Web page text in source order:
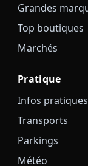
Grandes
Top boutiques
Marchés
Pratique
Infos pratiques
Transports
Parkings
Météo